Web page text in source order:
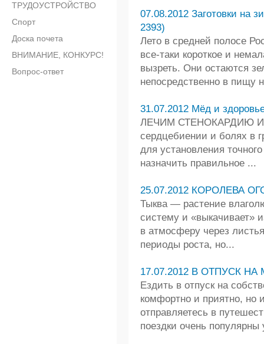
ТРУДОУСТРОЙСТВО
Спорт
Доска почета
ВНИМАНИЕ, КОНКУРС!
Вопрос-ответ
07.08.2012 Заготовки на
2393)
Лето в средней полосе
все-таки короткое и
вызреть. Они остаются
непосредственно в пищу
31.07.2012 Мёд и
ЛЕЧИМ СТЕНОКАРДИЮ И
сердцебиении и болях в
для установления
назначить правильное ...
25.07.2012 КОРОЛЕВА
Тыква — растение
систему и «выкачивает»
в атмосферу через
периоды роста, но...
17.07.2012 В ОТПУСК НА
Ездить в отпуск на
комфортно и приятно, но
отправляетесь в
поездки очень популярны